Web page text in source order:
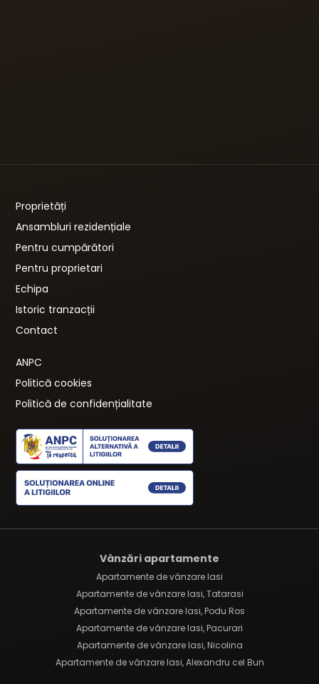
Proprietăți
Ansambluri rezidențiale
Pentru cumpărători
Pentru proprietari
Echipa
Istoric tranzacții
Contact
ANPC
Politică cookies
Politică de confidențialitate
Vânzări apartamente
Apartamente de vânzare Iasi
Apartamente de vânzare Iasi, Tatarasi
Apartamente de vânzare Iasi, Podu Ros
Apartamente de vânzare Iasi, Pacurari
Apartamente de vânzare Iasi, Nicolina
Apartamente de vânzare Iasi, Alexandru cel Bun